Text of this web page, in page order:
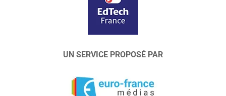
UN SERVICE PROPOSÉ PAR